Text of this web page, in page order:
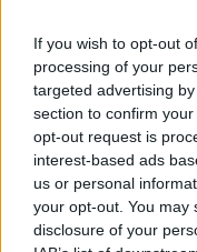
If you wish to opt-out
processing of your
targeted advertising
section to confirm
opt-out request is
interest-based ads
us or personal
your opt-out. You may
disclosure of your
λογοδοσίας και
τεχνολογίας
Ο
μεταρρύθμιση η
σημαντική
ανενεργών